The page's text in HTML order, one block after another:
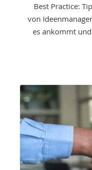
Best Practice:
von
es ankommt